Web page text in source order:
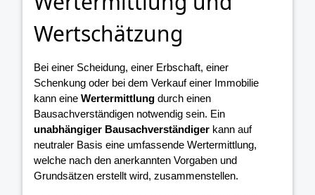
Wertschätzung
Bei einer Scheidung, einer Erbschaft, einer
Schenkung oder bei dem Verkauf einer Immobilie
kann eine Wertermittlung durch einen
Bausachverständigen notwendig sein. Ein
unabhängiger Bausachverständiger kann auf
neutraler Basis eine umfassende Wertermittlung,
welche nach den anerkannten Vorgaben und
Grundsätzen erstellt wird, zusammenstellen.